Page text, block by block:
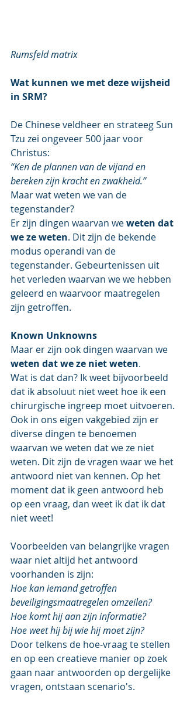
Rumsfeld matrix
Wat kunnen we met deze wijsheid
in SRM?
De Chinese veldheer en strateeg Sun
Tzu zei ongeveer 500 jaar voor
Christus:
“Ken de plannen van de vijand en
bereken zijn kracht en zwakheid.”
Maar wat weten we van de
tegenstander?
Er zijn dingen waarvan we weten dat
we ze weten. Dit zijn de bekende
modus operandi van de
tegenstander. Gebeurtenissen uit
het verleden waarvan we we hebben
geleerd en waarvoor maatregelen
zijn getroffen.
Known Unknowns
Maar er zijn ook dingen waarvan we
weten dat we ze niet weten.
Wat is dat dan? Ik weet bijvoorbeeld
dat ik absoluut niet weet hoe ik een
chirurgische ingreep moet uitvoeren.
Ook in ons eigen vakgebied zijn er
diverse dingen te benoemen
waarvan we weten dat we ze niet
weten. Dit zijn de vragen waar we het
antwoord niet van kennen. Op het
moment dat ik geen antwoord heb
op een vraag, dan weet ik dat ik dat
niet weet!
Voorbeelden van belangrijke vragen
waar niet altijd het antwoord
voorhanden is zijn:
Hoe kan iemand getroffen
beveiligingsmaatregelen omzeilen?
Hoe komt hij aan zijn informatie?
Hoe weet hij bij wie hij moet zijn?
Door telkens de hoe-vraag te stellen
en op een creatieve manier op zoek
gaan naar antwoorden op dergelijke
vragen, ontstaan scenario's.